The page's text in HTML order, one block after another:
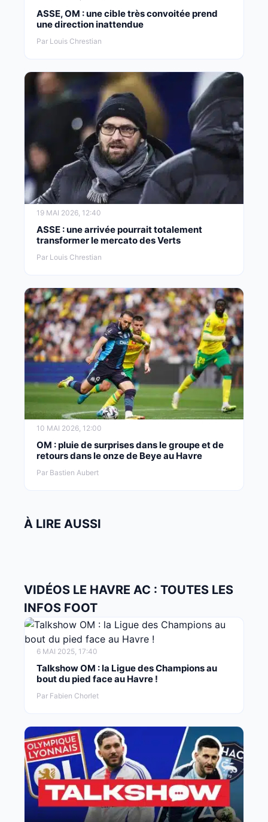
ASSE, OM : une cible très convoitée prend
une direction inattendue
Par Louis Chrestian
19 MAI 2026, 12:40
ASSE : une arrivée pourrait totalement
transformer le mercato des Verts
Par Louis Chrestian
10 MAI 2026, 12:00
OM : pluie de surprises dans le groupe et de
retours dans le onze de Beye au Havre
Par Bastien Aubert
À LIRE AUSSI
VIDÉOS LE HAVRE AC : TOUTES LES
INFOS FOOT
6 MAI 2025, 17:40
Talkshow OM : la Ligue des Champions au
bout du pied face au Havre !
Par Fabien Chorlet